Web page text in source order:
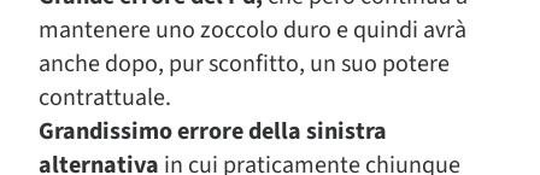
mantenere uno zoccolo duro e quindi avrà
anche dopo, pur sconfitto, un suo potere
contrattuale.
Grandissimo errore della sinistra
alternativa in cui praticamente chiunque